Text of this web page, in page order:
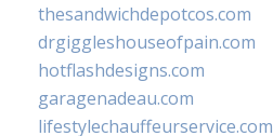
thesandwichdepotcos.com
drgiggleshouseofpain.com
hotflashdesigns.com
garagenadeau.com
lifestylechauffeurservice.com